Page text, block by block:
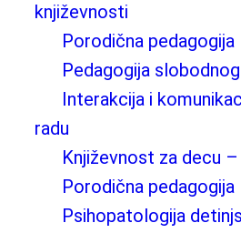
književnosti
Porodična pedagogija
Pedagogija
Interakcija i
radu
Književnost za decu
Porodična
Psihopatologija